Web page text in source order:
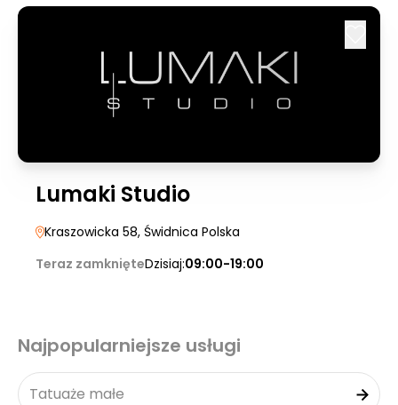
Lumaki Studio
Kraszowicka 58, Świdnica Polska
Teraz zamknięteDzisiaj:09:00-19:00
Najpopularniejsze usługi
Tatuaże małe